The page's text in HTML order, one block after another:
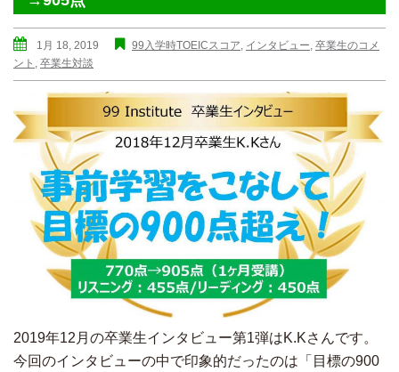
1月 18, 2019 99入学時TOEICスコア インタビュー 卒業生のコメ
ント
卒業生対談
2019年12月の卒業生インタビュー第1弾はK.Kさんです。
今回のインタビューの中で印象的だったのは「目標の900